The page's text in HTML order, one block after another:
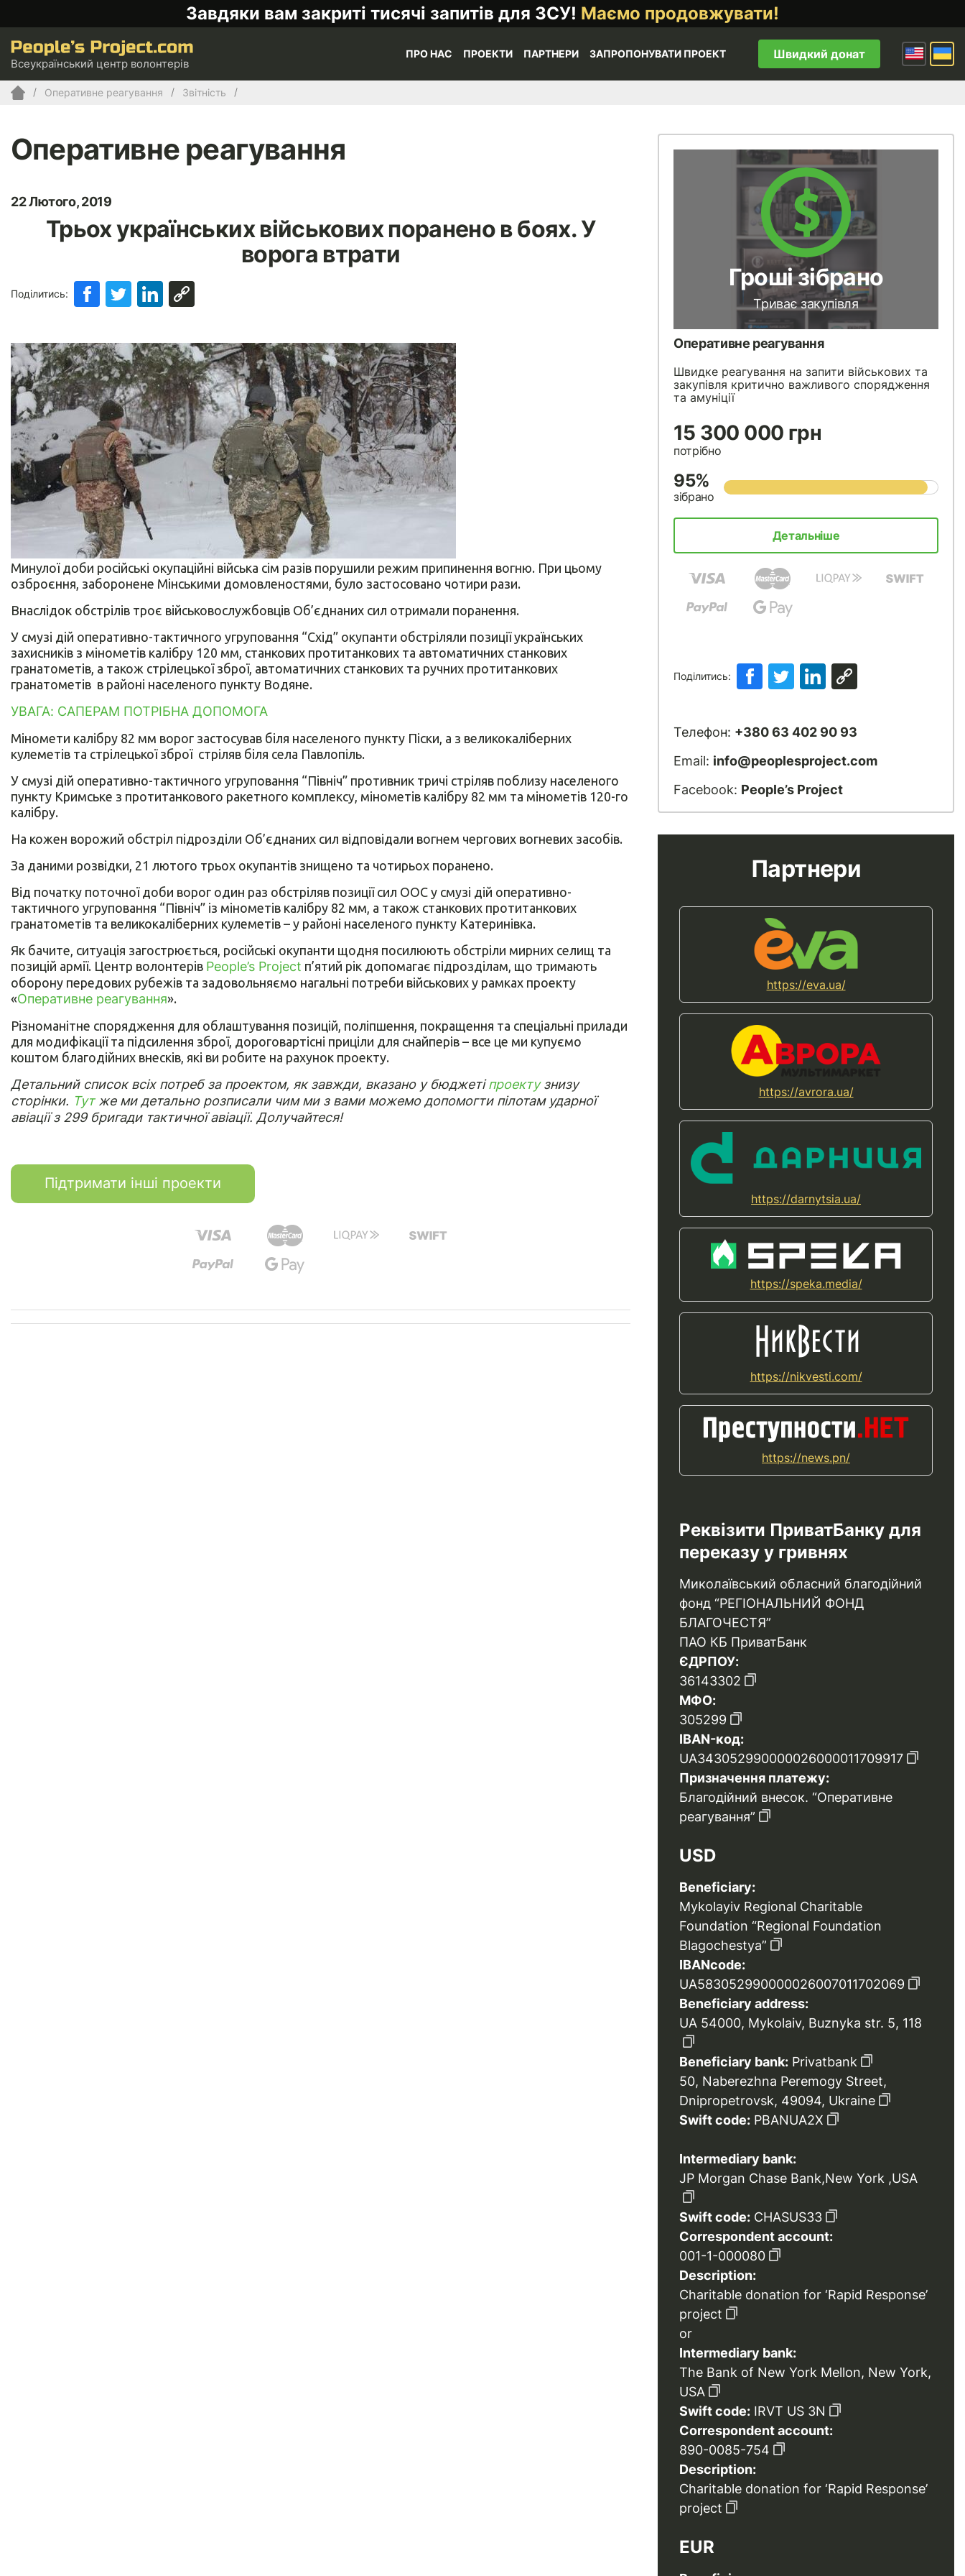
Завдяки вам закриті тисячі запитів для ЗСУ! Маємо продовжувати!
Всеукраїнський центр волонтерів
ПРО НАС ПРОЕКТИ ПАРТНЕРИ ЗАПРОПОНУВАТИ ПРОЕКТ Швидкий донат
Оперативне реагування Звітність
Оперативне реагування
22 Лютого, 2019
Трьох українських військових поранено в боях. У
ворога втрати
Поділитись:
Минулої доби російські окупаційні війська сім разів порушили режим припинення вогню. При цьому
озброєння, заборонене Мінськими домовленостями, було застосовано чотири рази.
Внаслідок обстрілів троє військовослужбовців Об’єднаних сил отримали поранення.
У смузі дій оперативно-тактичного угруповання “Схід” окупанти обстріляли позиції українських
захисників з мінометів калібру 120 мм, станкових протитанкових та автоматичних станкових
гранатометів, а також стрілецької зброї, автоматичних станкових та ручних протитанкових
гранатометів в районі населеного пункту Водяне.
УВАГА: САПЕРАМ ПОТРІБНА ДОПОМОГА
Міномети калібру 82 мм ворог застосував біля населеного пункту Піски, а з великокаліберних
кулеметів та стрілецької зброї стріляв біля села Павлопіль.
У смузі дій оперативно-тактичного угруповання “Північ” противник тричі стріляв поблизу населеного
пункту Кримське з протитанкового ракетного комплексу, мінометів калібру 82 мм та мінометів 120-го
калібру.
На кожен ворожий обстріл підрозділи Об’єднаних сил відповідали вогнем чергових вогневих засобів.
За даними розвідки, 21 лютого трьох окупантів знищено та чотирьох поранено.
Від початку поточної доби ворог один раз обстріляв позиції сил ООС у смузі дій оперативно-
тактичного угруповання “Північ” із мінометів калібру 82 мм, а також станкових протитанкових
гранатометів та великокаліберних кулеметів – у районі населеного пункту Катеринівка.
Як бачите, ситуація загострюється, російські окупанти щодня посилюють обстріли мирних селищ та
позицій армії. Центр волонтерів People’s Project п’ятий рік допомагає підрозділам, що тримають
оборону передових рубежів та задовольняємо нагальні потреби військових у рамках проекту
«Оперативне реагування».
Різноманітне спорядження для облаштування позицій, поліпшення, покращення та спеціальні прилади
для модифікації та підсилення зброї, дороговартісні приціли для снайперів – все це ми купуємо
коштом благодійних внесків, які ви робите на рахунок проекту.
Детальний список всіх потреб за проектом, як завжди, вказано у бюджетіпроектузнизу
сторінки. Тутже ми детально розписали чим ми з вами можемо допомогти пілотам ударної
авіації з 299 бригади тактичної авіації. Долучайтеся!
Підтримати інші проекти
Гроші зібрано
Триває закупівля
Оперативне реагування
Швидке реагування на запити військових та
закупівля критично важливого спорядження
та амуніції
15 300 000 грн
потрібно
95%
зібрано
Детальніше
Поділитись:
Телефон: +380 63 402 90 93
Email: info@peoplesproject.com
Facebook: People’s Project
Партнери
https://eva.ua/
https://avrora.ua/
https://darnytsia.ua/
https://speka.media/
https://nikvesti.com/
https://news.pn/
Реквізити ПриватБанку для
переказу у гривнях
Миколаївський обласний благодійний
фонд “РЕГІОНАЛЬНИЙ ФОНД
БЛАГОЧЕСТЯ”
ПАО КБ ПриватБанк
ЄДРПОУ:
36143302
МФО:
305299
IBAN-код:
UA343052990000026000011709917
Призначення платежу:
Благодійний внесок. “Оперативне
реагування”
USD
Beneficiary:
Mykolayiv Regional Charitable
Foundation “Regional Foundation
Blagochestya”
IBANcode:
UA583052990000026007011702069
Beneficiary address:
UA 54000, Mykolaiv, Buznyka str. 5, 118
Beneficiary bank: Privatbank
50, Naberezhna Peremogy Street,
Dnipropetrovsk, 49094, Ukraine
Swift code: PBANUA2X
Intermediary bank:
JP Morgan Chase Bank,New York ,USA
Swift code: CHASUS33
Correspondent account:
001-1-000080
Description:
Charitable donation for ‘Rapid Response’
project
or
Intermediary bank:
The Bank of New York Mellon, New York,
USA
Swift code: IRVT US 3N
Correspondent account:
890-0085-754
Description:
Charitable donation for ‘Rapid Response’
project
EUR